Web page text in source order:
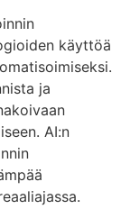
käyttöä
ja
AI:n